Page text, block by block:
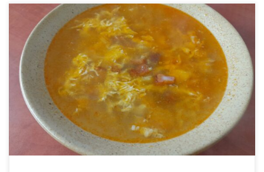
Tojáslevest örömmel főzünk, mivel nagyon egyszerű és nem kell
órákon át felette állni. Viszont egy kis kreativitással tartalmasabb
tojáslevest is kihozhatunk egy kevés szalonnával. Nézzük is hogyan
készül el a szalonnás tojásleves! Szalonnás tojásleves recept A
felkockázott szalonnát a zsíron megpirítjuk, majd egy tányérra
kiszedjük. A zsírban megdinszteljük az apróra […]